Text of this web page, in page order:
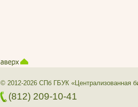
© 2012-2026 СПб ГБУК «Централизованная
(812) 209-10-41